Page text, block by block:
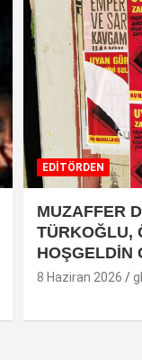
EDİTÖRDEN
MUZAFFER
TÜRKOĞLU,
HOŞGELDİN
8 Haziran 2026